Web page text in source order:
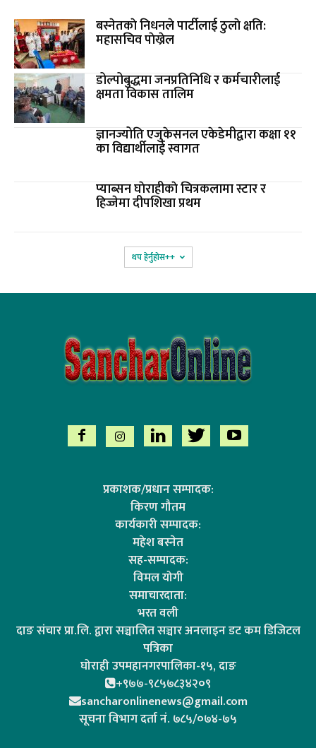
बस्नेतकाे निधनले पार्टीलाई ठुलाे क्षति:
महासचिव पाेख्रेल
डोल्पोबुद्धमा जनप्रतिनिधि र कर्मचारीलाई
क्षमता विकास तालिम
ज्ञानज्योति एजुकेसनल एकेडेमीद्वारा कक्षा ११
का विद्यार्थीलाई स्वागत
प्याब्सन घाेराहीकाे चित्रकलामा स्टार र
हिज्जेमा दीपशिखा प्रथम
थप हेर्नुहोस‌++
प्रकाशक/प्रधान सम्पादक:
किरण गौतम
कार्यकारी सम्पादक:
महेश बस्नेत
सह-सम्पादक:
विमल योगी
समाचारदाता:
भरत वली
दाङ संचार प्रा.लि. द्वारा सञ्चालित सञ्चार अनलाइन डट कम डिजिटल
पत्रिका
घोराही उपमहानगरपालिका-१५, दाङ
+९७७-९८५७८३४२०९
sancharonlinenews@gmail.com
सूचना विभाग दर्ता न‌ं. ७८५/०७४-७५